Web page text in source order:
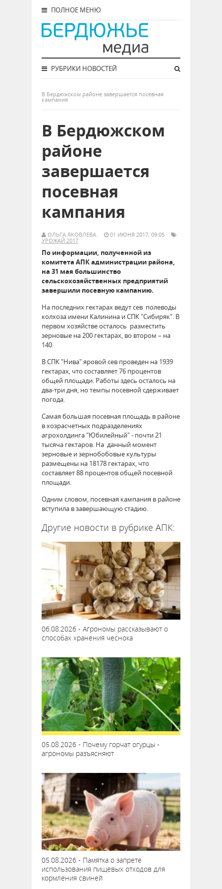
ПОЛНОЕ МЕНЮ
РУБРИКИ НОВОСТЕЙ
В Бердюжском районе завершается посевная
кампания
В Бердюжском
районе
завершается
посевная
кампания
ОЛЬГА ЯКОВЛЕВА.
01 ИЮНЯ 2017, 09:05
УРОЖАЙ 2017
По информации, полученной из
комитета АПК администрации района,
на 31 мая большинство
сельскохозяйственных предприятий
завершили посевную кампанию.
На последних гектарах ведут сев полеводы
колхоза имени Калинина и СПК "Сибиряк". В
первом хозяйстве осталось разместить
зерновые на 200 гектарах, во втором – на
140.
В СПК "Нива" яровой сев проведен на 1939
гектарах, что составляет 76 процентов
общей площади. Работы здесь осталось на
два-три дня, но темпы посевной сдерживает
погода.
Самая большая посевная площадь в районе
в хозрасчетных подразделениях
агрохолдинга "Юбилейный" - почти 21
тысяча гектаров. На данный момент
зерновые и зернобобовые культуры
размещены на 18178 гектарах, что
составляет 88 процентов общей посевной
площади.
Одним словом, посевная кампания в районе
вступила в завершающую стадию.
Другие новости в рубрике АПК:
06.08.2026 - Агрономы рассказывают о
способах хранения чеснока
05.08.2026 - Почему горчат огурцы -
агрономы разъясняют
05.08.2026 - Памятка о запрете
использования пищевых отходов для
кормления свиней